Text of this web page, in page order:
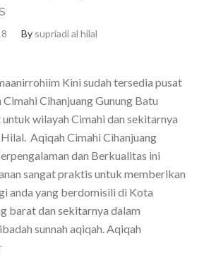
By supriadi al hilal
Kini sudah tersedia pusat
Cimahi Cihanjuang Gunung Batu
wilayah Cimahi dan sekitarnya
Aqiqah Cimahi Cihanjuang
dan Berkualitas ini
sangat praktis untuk memberikan
anda yang berdomisili di Kota
barat dan sekitarnya dalam
sunnah aqiqah. Aqiqah